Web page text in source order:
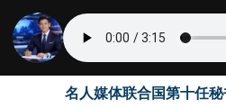
▶
名人媒体联合国第十任